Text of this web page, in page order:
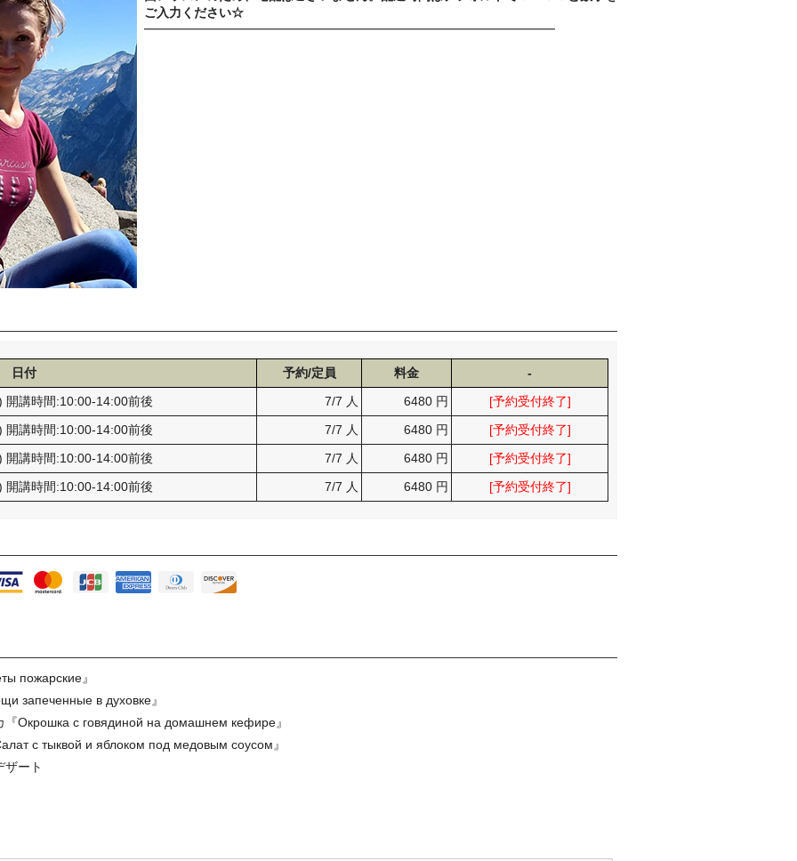
ご入力ください☆
━━━━━━━━━━━━━━━━━━━━━━━━━━━━━━━━━
日付 予約/定員 料金
-
開講時間:10:00-14:00前後
7/7 人 6480 円
[予約受付終了]
開講時間:10:00-14:00前後
7/7 人 6480 円
[予約受付終了]
開講時間:10:00-14:00前後
7/7 人 6480 円
[予約受付終了]
開講時間:10:00-14:00前後
7/7 人 6480 円 [予約受付終了]
пожарские』
запеченные в духовке』
Окрошка с говядиной на домашнем кефире』
с тыквой и яблоком под медовым соусом』
ート